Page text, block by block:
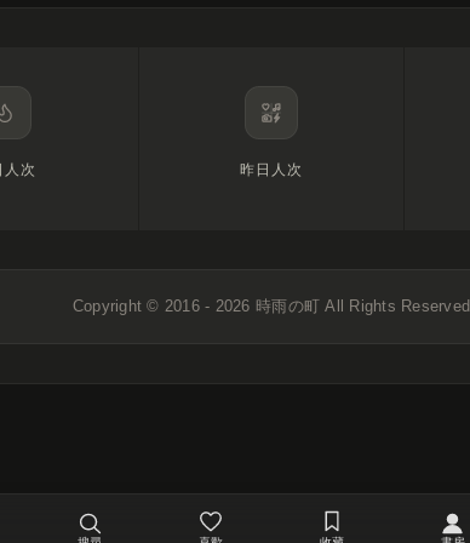
人次 昨日人次
Copyright © 2016 - 2026 時雨の町 All Rights Reserved